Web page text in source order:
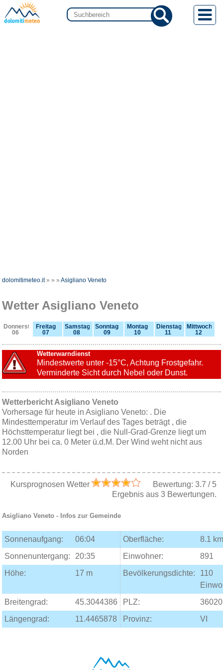
dolomitimeteo.it»»»Asigliano Veneto
Wetter Asigliano Veneto
Donnerstag
06
Freitag
07
Samstag
08
Sonntag
09
Montag
10
Dienstag
11
Mittwoch
12
Wetterwarndienst
Mindestwerte unter -15°C, Achtung Frostgefahr.
Verminderte Sicht durch Nebel oder Dunst.
Wetterbericht Asigliano Veneto
Vorhersage für heute in Asigliano Veneto: . Die
Mindesttemperatur im Verlauf des Tages beträgt , die
Höchsttemperatur liegt bei , die Null-Grad-Grenze liegt um
12.00 Uhr bei ca. 0 Meter ü.d.M. Der Wind weht nicht aus
Norden
Kursprognosen Wetter Bewertung: 3.7 / 5
Ergebnis aus 3 Bewertungen.
Asigliano Veneto - Infos zur Gemeinde
Sonnenaufgang: 06:04 Oberfläche:
8.1
Sonnenuntergang:
20:35 Einwohner:
891
Höhe:
17 m Bevölkerungsdichte:
110
Breitengrad:
45.3044386 PLZ:
36020
Längengrad:
11.4465878 Provinz: VI